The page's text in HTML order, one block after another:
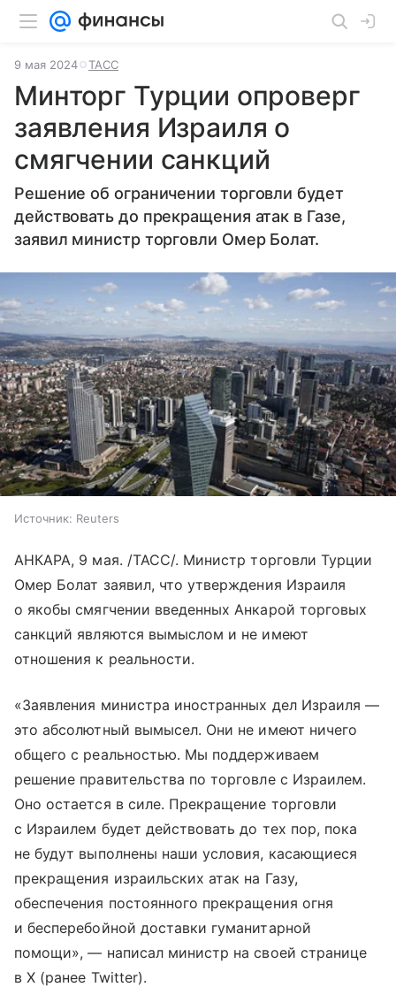
9 мая 2024 ТАСС
Минторг Турции опроверг
заявления Израиля о
смягчении санкций
Решение об ограничении торговли будет
действовать до прекращения атак в Газе,
заявил министр торговли Омер Болат.
Источник: Reuters
АНКАРА, 9 мая. /ТАСС/. Министр торговли Турции
Омер Болат заявил, что утверждения Израиля
о якобы смягчении введенных Анкарой торговых
санкций являются вымыслом и не имеют
отношения к реальности.
«Заявления министра иностранных дел Израиля —
это абсолютный вымысел. Они не имеют ничего
общего с реальностью. Мы поддерживаем
решение правительства по торговле с Израилем.
Оно остается в силе. Прекращение торговли
с Израилем будет действовать до тех пор, пока
не будут выполнены наши условия, касающиеся
прекращения израильских атак на Газу,
обеспечения постоянного прекращения огня
и бесперебойной доставки гуманитарной
помощи», — написал министр на своей странице
в X (ранее Twitter).